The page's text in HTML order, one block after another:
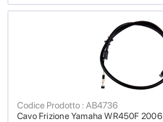
Cavo Frizione Yamaha WR450F
Codice Prodotto : AB4736